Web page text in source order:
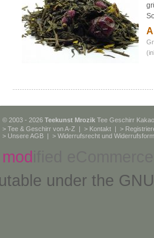
© 2003 - 2026 Teekunst Mrozik Tee Geschirr
> Tee & Geschirr von A-Z | > Kontakt | >
> Unsere AGB | > Widerrufsrecht und
mod
under the